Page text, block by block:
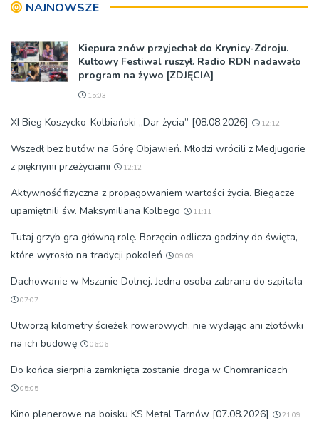
NAJNOWSZE
Kiepura znów przyjechał do Krynicy-Zdroju.
Kultowy Festiwal ruszył. Radio RDN nadawało
program na żywo [ZDJĘCIA]
15:03
XI Bieg Koszycko-Kolbiański „Dar życia” [08.08.2026] 12:12
Wszedł bez butów na Górę Objawień. Młodzi wrócili z Medjugorie
z pięknymi przeżyciami
12:12
Aktywność fizyczna z propagowaniem wartości życia. Biegacze
upamiętnili św. Maksymiliana Kolbego
11:11
Tutaj grzyb gra główną rolę. Borzęcin odlicza godziny do święta,
które wyrosło na tradycji pokoleń
09:09
Dachowanie w Mszanie Dolnej. Jedna osoba zabrana do szpitala
07:07
Utworzą kilometry ścieżek rowerowych, nie wydając ani złotówki
na ich budowę
06:06
Do końca sierpnia zamknięta zostanie droga w Chomranicach
05:05
Kino plenerowe na boisku KS Metal Tarnów [07.08.2026] 21:09